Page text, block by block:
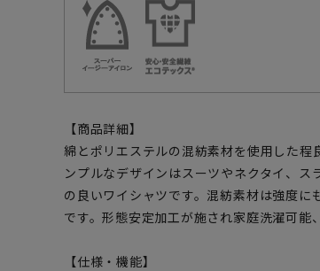
【商品詳細】
綿とポリエステルの混紡素材を使用した
ンプルなデザインはスーツやネクタイ、
の良いワイシャツです。混紡素材は強度に
です。形態安定加工が施され家庭洗濯可
【仕様・機能】